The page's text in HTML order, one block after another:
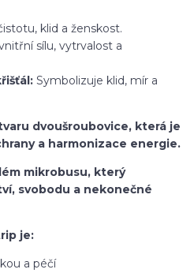
klid a ženskost.
sílu, vytrvalost a
Symbolizuje klid, mír a
dvoušroubovice, která je
a harmonizace energie.
mikrobusu, který
svobodu a nekonečné
je:
a péčí